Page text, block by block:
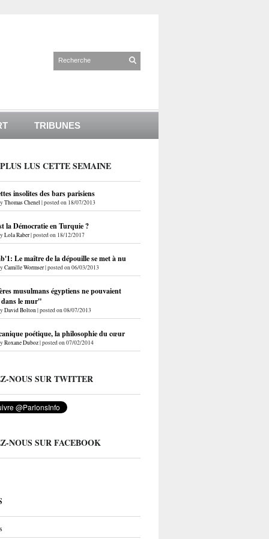
TRIBUNES
LUS CETTE SEMAINE
insolites des bars parisiens
Thomas Chenel |posted on 18/07/2013
la Démocratie en Turquie ?
Lola Raber|posted on 18/12/2017
Le maître de la dépouille se met à nu
Camille Wormser|posted on 06/03/2013
musulmans égyptiens ne pouvaient
dans le mur"
David Bolton|posted on 08/07/2013
poétique, la philosophie du cœur
Roxane Duboz|posted on 07/02/2014
NOUS SUR TWITTER
NOUS SUR FACEBOOK